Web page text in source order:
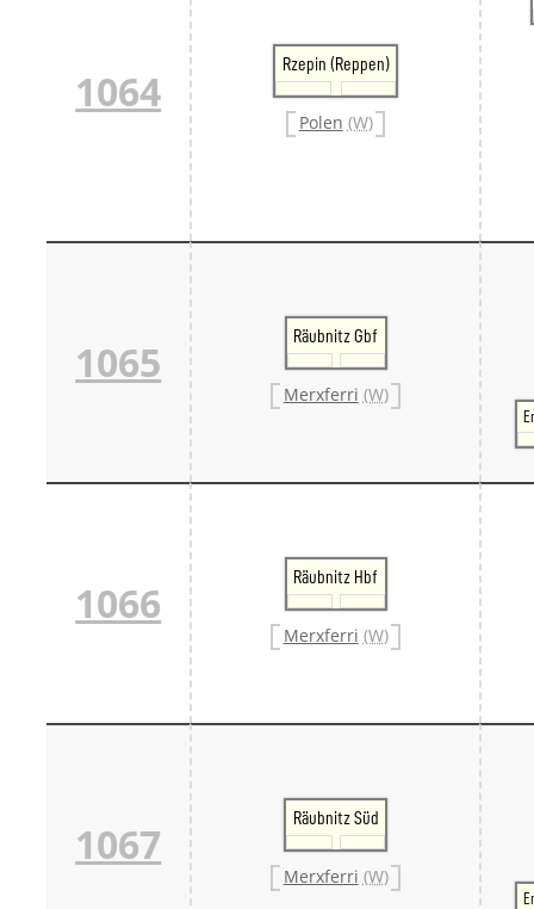
1064
Rzepin (Reppen)
Polen (W)
1065
Räubnitz Gbf
Merxferri (W)
1066
Räubnitz Hbf
Merxferri (W)
1067
Räubnitz Süd
Merxferri (W)